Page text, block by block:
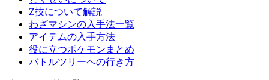
Z技について解説
わざマシンの入手法一覧
アイテムの入手方法
役に立つポケモンまとめ
バトルツリーへの行き方